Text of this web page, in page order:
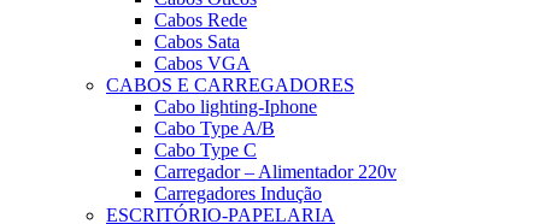
Cabos Rede
Cabos Sata
Cabos VGA
CABOS E CARREGADORES
Cabo lighting-Iphone
Cabo Type A/B
Cabo Type C
Carregador – Alimentador 220v
Carregadores Indução
ESCRITÓRIO-PAPELARIA